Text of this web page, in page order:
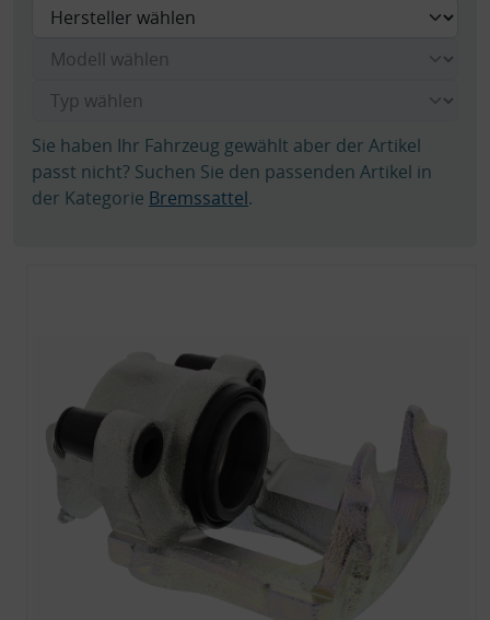
Sie haben Ihr Fahrzeug gewählt aber der Artikel
passt nicht? Suchen Sie den passenden Artikel in
der Kategorie Bremssattel.